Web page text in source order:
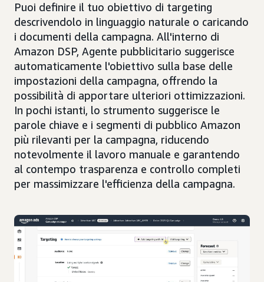
Puoi definire il tuo obiettivo di targeting
descrivendolo in linguaggio naturale o caricando
i documenti della campagna. All'interno di
Amazon DSP, Agente pubblicitario suggerisce
automaticamente l'obiettivo sulla base delle
impostazioni della campagna, offrendo la
possibilità di apportare ulteriori ottimizzazioni.
In pochi istanti, lo strumento suggerisce le
parole chiave e i segmenti di pubblico Amazon
più rilevanti per la campagna, riducendo
notevolmente il lavoro manuale e garantendo
al contempo trasparenza e controllo completi
per massimizzare l'efficienza della campagna.